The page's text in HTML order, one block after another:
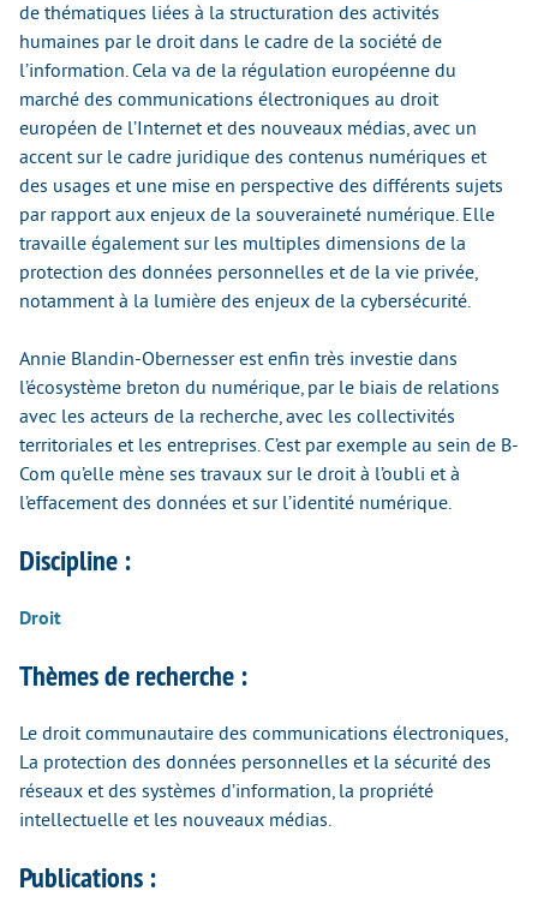
de thématiques liées à la structuration des activités
humaines par le droit dans le cadre de la société de
l’information. Cela va de la régulation européenne du
marché des communications électroniques au droit
européen de l’Internet et des nouveaux médias, avec un
accent sur le cadre juridique des contenus numériques et
des usages et une mise en perspective des différents sujets
par rapport aux enjeux de la souveraineté numérique. Elle
travaille également sur les multiples dimensions de la
protection des données personnelles et de la vie privée,
notamment à la lumière des enjeux de la cybersécurité.
Annie Blandin-Obernesser est enfin très investie dans
l’écosystème breton du numérique, par le biais de relations
avec les acteurs de la recherche, avec les collectivités
territoriales et les entreprises. C’est par exemple au sein de B-
Com qu’elle mène ses travaux sur le droit à l’oubli et à
l’effacement des données et sur l’identité numérique.
Discipline :
Droit
Thèmes de recherche :
Le droit communautaire des communications électroniques,
La protection des données personnelles et la sécurité des
réseaux et des systèmes d’information, la propriété
intellectuelle et les nouveaux médias.
Publications :